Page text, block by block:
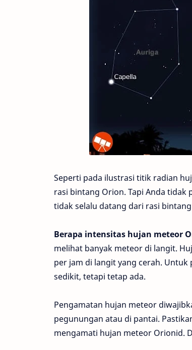
Seperti pada ilustrasi titik radian
rasi bintang Orion. Tapi Anda
tidak selalu datang dari rasi
Berapa intensitas hujan meteor
melihat banyak meteor di langit.
per jam di langit yang cerah.
sedikit, tetapi tetap ada.
Pengamatan hujan meteor
pegunungan atau di pantai.
mengamati hujan meteor Orionid.